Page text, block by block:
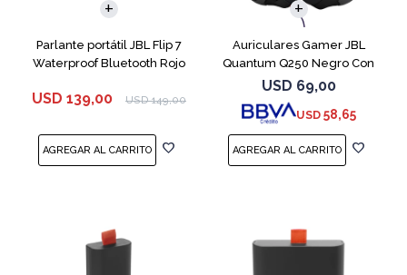
Parlante portátil JBL Flip 7
Waterproof Bluetooth Rojo
USD 139,00 USD 149,00
Auriculares Gamer JBL
Quantum Q250 Negro Con
Micrófono
USD 69,00
USD 58,65